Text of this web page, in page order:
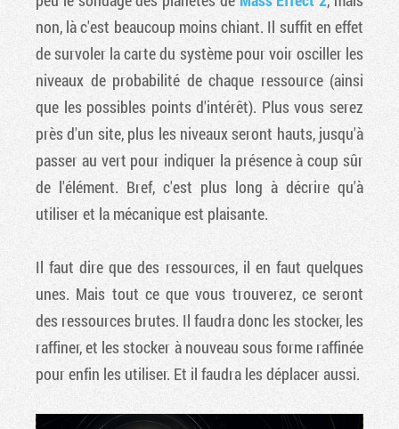
non, là c'est beaucoup moins chiant. Il suffit en effet
de survoler la carte du système pour voir osciller les
niveaux de probabilité de chaque ressource (ainsi
que les possibles points d'intérêt). Plus vous serez
près d'un site, plus les niveaux seront hauts, jusqu'à
passer au vert pour indiquer la présence à coup sûr
de l'élément. Bref, c'est plus long à décrire qu'à
utiliser et la mécanique est plaisante.
Il faut dire que des ressources, il en faut quelques
unes. Mais tout ce que vous trouverez, ce seront
des ressources brutes. Il faudra donc les stocker, les
raffiner, et les stocker à nouveau sous forme raffinée
pour enfin les utiliser. Et il faudra les déplacer aussi.